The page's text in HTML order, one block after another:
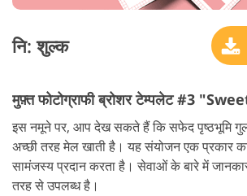
नि: शुल्क
मुफ़्त फोटोग्राफी ब्रोशर टेम्पलेट #3
इस नमूने पर, आप देख सकते हैं कि सफेद पृष्ठभूमि
अच्छी तरह मेल खाती है। यह संयोजन एक प्रकार
सामंजस्य प्रदान करता है। सेवाओं के बारे में
तरह से उपलब्ध है।